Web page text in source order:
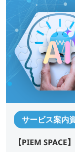
サービス案内
【PIEM